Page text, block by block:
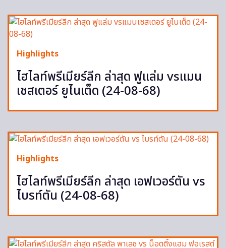
Highlights
ไฮไลท์พรีเมียร์ลีก ล่าสุด ฟูแล่ม vsแมน
เชสเตอร์ ยูไนเต็ด (24-08-68)
Highlights
ไฮไลท์พรีเมียร์ลีก ล่าสุด เอฟเวอร์ตัน vs
ไบรท์ตัน (24-08-68)